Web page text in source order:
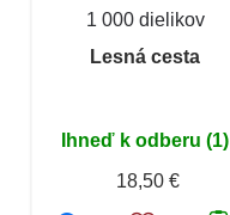
1 000 dielikov
Lesná cesta
Ihneď k odberu (1)
18,50 €